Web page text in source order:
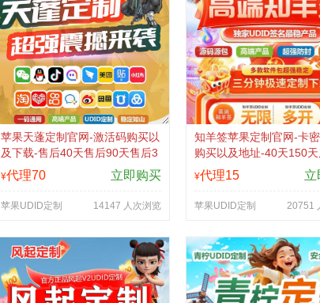
苹果天蓬定制官网-激活码购买以
及下载-售后40天售后90天售后3
30天-不退换
¥代理70 立即购买
苹果UDID定制 14147 人次浏览
知羊签苹果定制官网-卡
购买以及地址-40天150
权-不退换
¥代理15 立
苹果UDID定制 20751